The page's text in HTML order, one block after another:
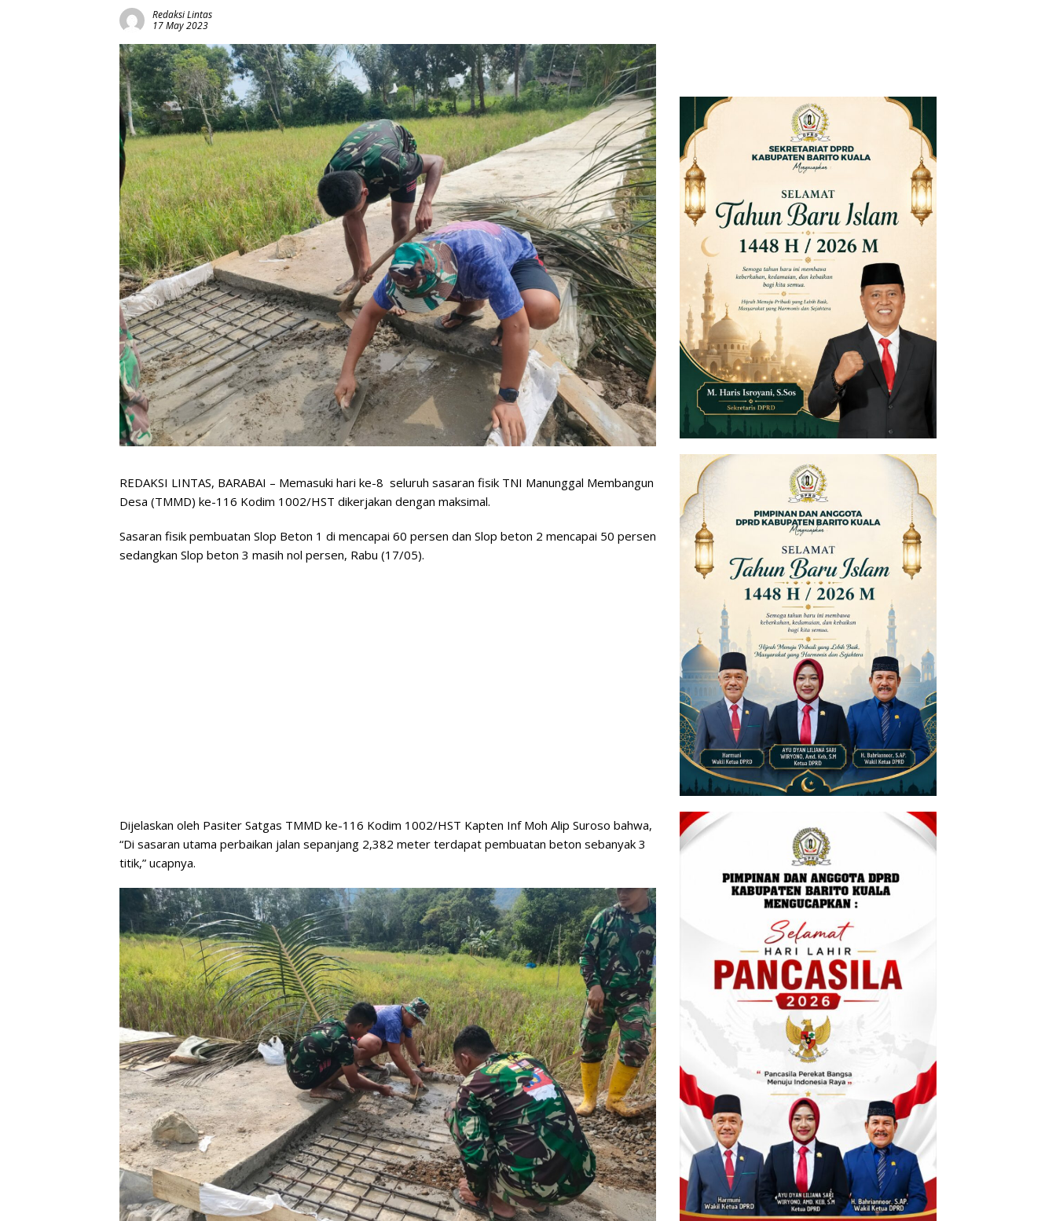
Redaksi Lintas
17 May 2023
REDAKSI LINTAS, BARABAI – Memasuki hari ke-8 seluruh sasaran fisik TNI Manunggal Membangun
Desa (TMMD) ke-116 Kodim 1002/HST dikerjakan dengan maksimal.
Sasaran fisik pembuatan Slop Beton 1 di mencapai 60 persen dan Slop beton 2 mencapai 50 persen
sedangkan Slop beton 3 masih nol persen, Rabu (17/05).
Dijelaskan oleh Pasiter Satgas TMMD ke-116 Kodim 1002/HST Kapten Inf Moh Alip Suroso bahwa,
“Di sasaran utama perbaikan jalan sepanjang 2,382 meter terdapat pembuatan beton sebanyak 3
titik,” ucapnya.